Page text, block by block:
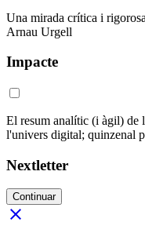
Una mirada crítica i
Arnau Urgell
Impacte
El resum analític (i àgil) de
l'univers digital; quinzenal
Nextletter
Continuar
close